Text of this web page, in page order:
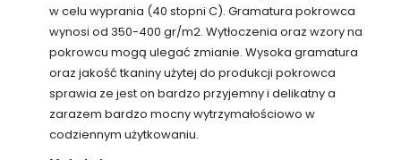
w celu wyprania (40 stopni C). Gramatura pokrowca
wynosi od 350-400 gr/m2. Wytłoczenia oraz wzory na
pokrowcu mogą ulegać zmianie. Wysoka gramatura
oraz jakość tkaniny użytej do produkcji pokrowca
sprawia ze jest on bardzo przyjemny i delikatny a
zarazem bardzo mocny wytrzymałościowo w
codziennym użytkowaniu.